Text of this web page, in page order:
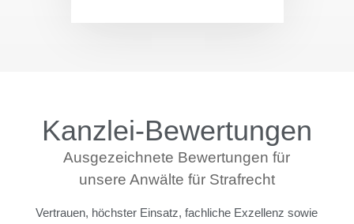
Kanzlei-Bewertungen
Ausgezeichnete Bewertungen für
unsere Anwälte für Strafrecht
Vertrauen, höchster Einsatz, fachliche Exzellenz sowie